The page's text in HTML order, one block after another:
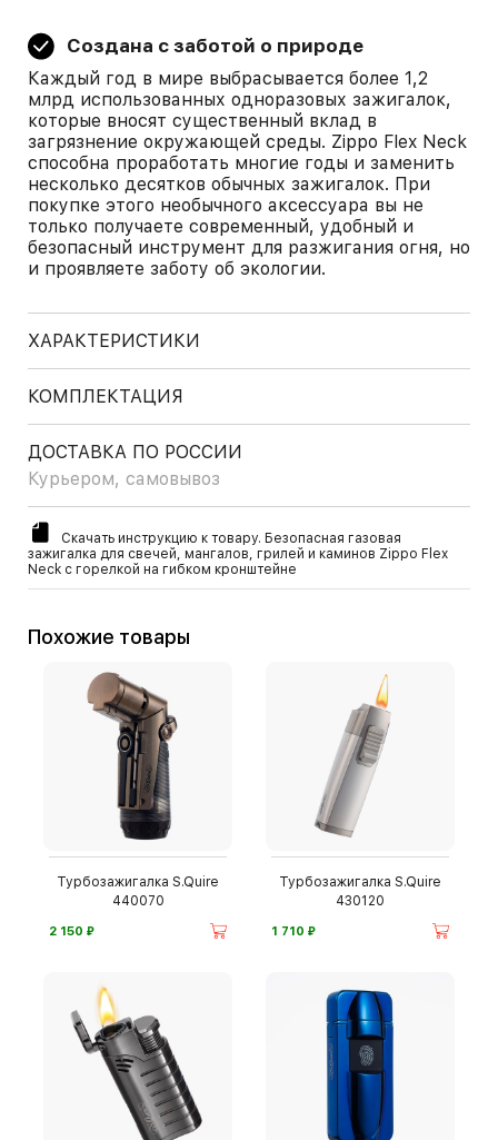
Создана с заботой о природе
Каждый год в мире выбрасывается более 1,2
млрд использованных одноразовых зажигалок,
которые вносят существенный вклад в
загрязнение окружающей среды. Zippo Flex Neck
способна проработать многие годы и заменить
несколько десятков обычных зажигалок. При
покупке этого необычного аксессуара вы не
только получаете современный, удобный и
безопасный инструмент для разжигания огня, но
и проявляете заботу об экологии.
ХАРАКТЕРИСТИКИ
КОМПЛЕКТАЦИЯ
ДОСТАВКА ПО РОССИИ
Курьером, самовывоз
Скачать инструкцию к товару. Безопасная газовая
зажигалка для свечей, мангалов, грилей и каминов Zippo Flex
Neck c горелкой на гибком кронштейне
Похожие товары
Турбозажигалка S.Quire
440070
2 150 ⃏
Турбозажигалка S.Quire
430120
1 710 ⃏